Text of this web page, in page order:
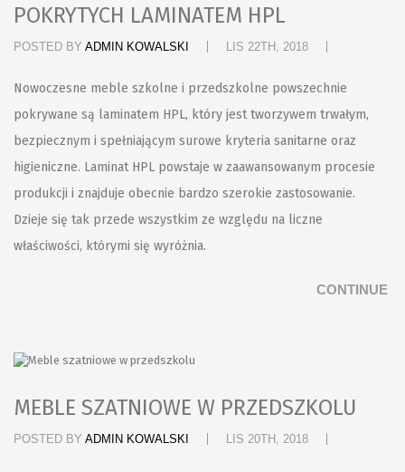
POKRYTYCH LAMINATEM HPL
POSTED BY ADMIN KOWALSKI LIS 22TH, 2018
Nowoczesne meble szkolne i przedszkolne powszechnie
pokrywane są laminatem HPL, który jest tworzywem trwałym,
bezpiecznym i spełniającym surowe kryteria sanitarne oraz
higieniczne. Laminat HPL powstaje w zaawansowanym procesie
produkcji i znajduje obecnie bardzo szerokie zastosowanie.
Dzieje się tak przede wszystkim ze względu na liczne
właściwości, którymi się wyróżnia.
CONTINUE
MEBLE SZATNIOWE W PRZEDSZKOLU
POSTED BY ADMIN KOWALSKI LIS 20TH, 2018